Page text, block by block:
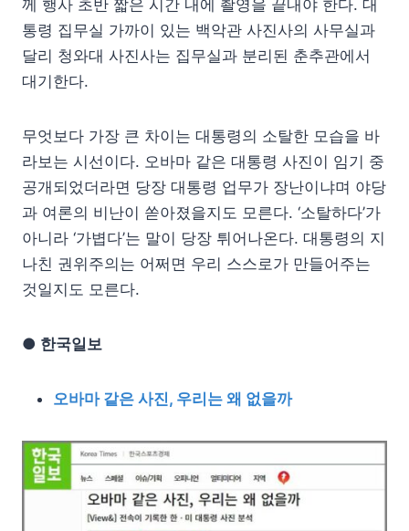
께 행사 초반 짧은 시간 내에 촬영을 끝내야 한다. 대
통령 집무실 가까이 있는 백악관 사진사의 사무실과
달리 청와대 사진사는 집무실과 분리된 춘추관에서
대기한다.
무엇보다 가장 큰 차이는 대통령의 소탈한 모습을 바
라보는 시선이다. 오바마 같은 대통령 사진이 임기 중
공개되었더라면 당장 대통령 업무가 장난이냐며 야당
과 여론의 비난이 쏟아졌을지도 모른다. ‘소탈하다’가
아니라 ‘가볍다’는 말이 당장 튀어나온다. 대통령의 지
나친 권위주의는 어쩌면 우리 스스로가 만들어주는
것일지도 모른다.
● 한국일보
오바마 같은 사진, 우리는 왜 없을까